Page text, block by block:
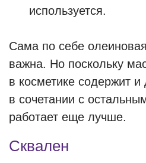
используется.
Сама по себе
важна. Но поскольку
в косметике содержит и
в сочетании с
работает еще лучше.
Сквален